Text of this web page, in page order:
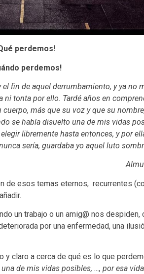
perdemos!
perdemos!
el fin de aquel derrumbamiento, y ya no
tonta por ello. Tardé años en
más que su voz y que su
se había disuelto una de mis vidas
libremente hasta entonces, y por
sería, guardaba yo aquel luto
de esos temas eternos, recurrentes
un trabajo o un amig@ nos despiden,
por una enfermedad, una
y claro a cerca de qué es lo que
de mis vidas posibles, …, por esa